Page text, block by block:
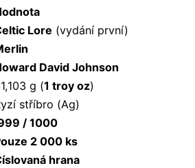
Lore (vydání první)
David Johnson
g (1 troy oz)
stříbro (Ag)
/ 1000
2 000 ks
hrana